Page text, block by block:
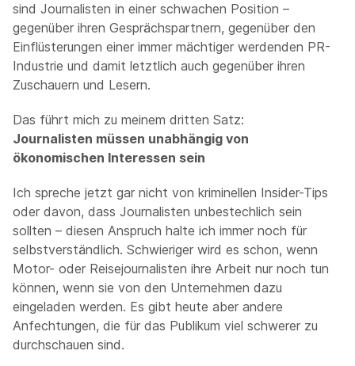
sind Journalisten in einer schwachen Position –
gegenüber ihren Gesprächspartnern, gegenüber den
Einflüsterungen einer immer mächtiger werdenden PR-
Industrie und damit letztlich auch gegenüber ihren
Zuschauern und Lesern.
Das führt mich zu meinem dritten Satz:
Journalisten müssen unabhängig von
ökonomischen Interessen sein
Ich spreche jetzt gar nicht von kriminellen Insider-Tips
oder davon, dass Journalisten unbestechlich sein
sollten – diesen Anspruch halte ich immer noch für
selbstverständlich. Schwieriger wird es schon, wenn
Motor- oder Reisejournalisten ihre Arbeit nur noch tun
können, wenn sie von den Unternehmen dazu
eingeladen werden. Es gibt heute aber andere
Anfechtungen, die für das Publikum viel schwerer zu
durchschauen sind.